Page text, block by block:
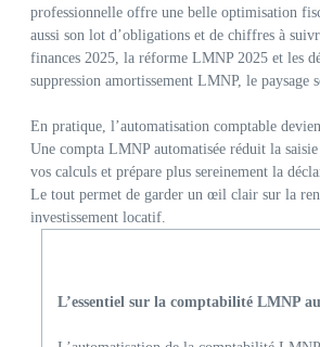
professionnelle offre une belle optimisation
aussi son lot d’obligations et de chiffres à
finances 2025, la réforme LMNP 2025 et les
suppression amortissement LMNP, le paysage
En pratique, l’automatisation comptable
Une compta LMNP automatisée réduit la
vos calculs et prépare plus sereinement la
Le tout permet de garder un œil clair sur la
investissement locatif.
L’essentiel sur la comptabilité LMNP